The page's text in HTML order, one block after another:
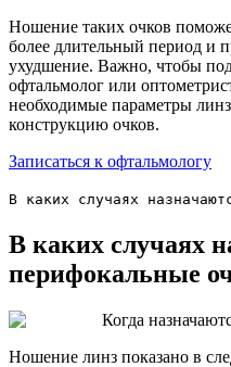
Ношение таких очков
более длительный период и
ухудшение. Важно, чтобы
офтальмолог или
необходимые параметры
конструкцию очков.
Записаться к офтальмологу
В каких случаях
В каких случаях
перифокальные
Ношение линз показано в